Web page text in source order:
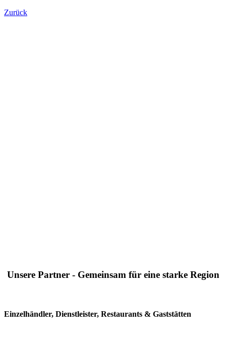
Zurück
Unsere Partner - Gemeinsam für eine starke Region
Einzelhändler, Dienstleister, Restaurants & Gaststätten